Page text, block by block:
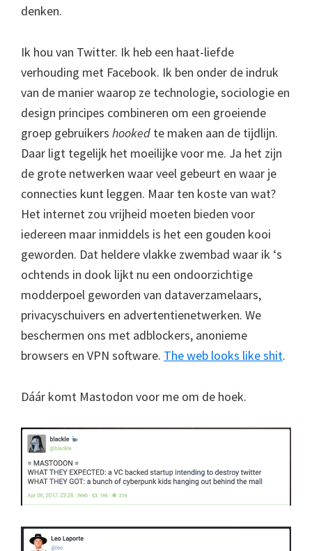
denken.
Ik hou van Twitter. Ik heb een haat-liefde
verhouding met Facebook. Ik ben onder de indruk
van de manier waarop ze technologie, sociologie en
design principes combineren om een groeiende
groep gebruikers hooked te maken aan de tijdlijn.
Daar ligt tegelijk het moeilijke voor me. Ja het zijn
de grote netwerken waar veel gebeurt en waar je
connecties kunt leggen. Maar ten koste van wat?
Het internet zou vrijheid moeten bieden voor
iedereen maar inmiddels is het een gouden kooi
geworden. Dat heldere vlakke zwembad waar ik ‘s
ochtends in dook lijkt nu een ondoorzichtige
modderpoel geworden van dataverzamelaars,
privacyschuivers en advertentienetwerken. We
beschermen ons met adblockers, anonieme
browsers en VPN software. The web looks like shit.
Dáár komt Mastodon voor me om de hoek.